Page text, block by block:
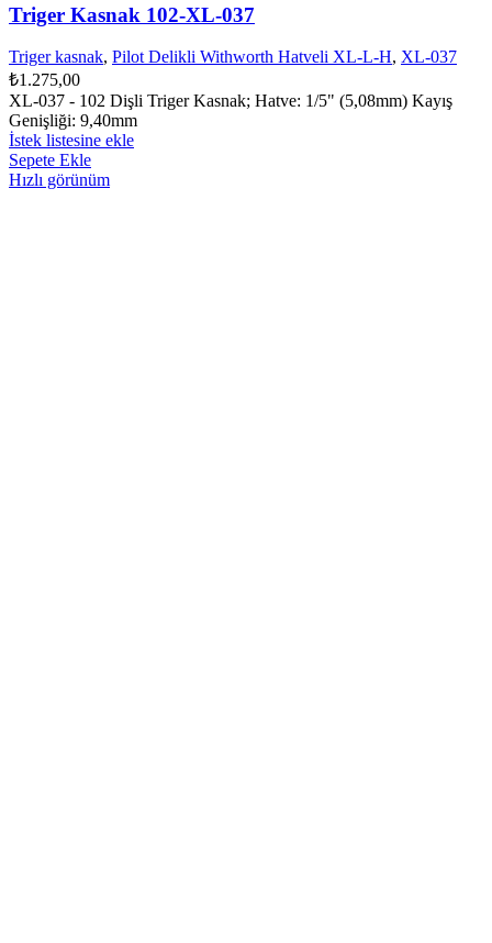
Triger Kasnak 102-XL-037
Triger kasnak, Pilot Delikli Withworth Hatveli XL-L-H, XL-037
₺1.275,00
XL-037 - 102 Dişli Triger Kasnak; Hatve: 1/5" (5,08mm) Kayış
Genişliği: 9,40mm
İstek listesine ekle
Sepete Ekle
Hızlı görünüm